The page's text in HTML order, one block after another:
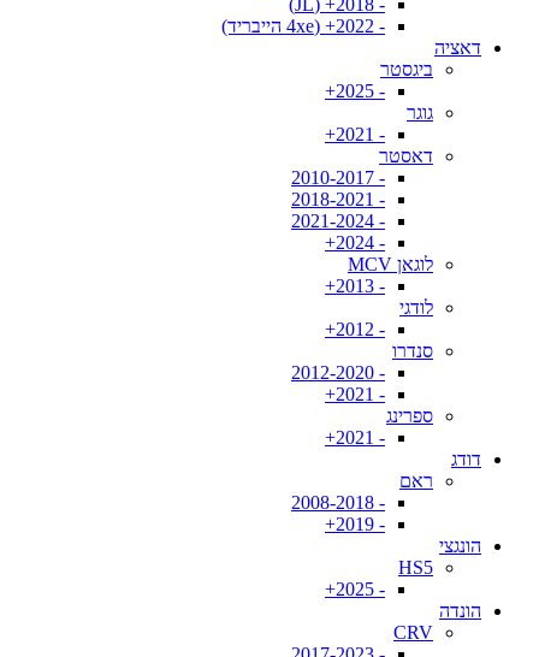
- 2018+ (JL)
- 2022+ (4xe הייבריד)
דאציה
ביגסטר
- 2025+
גוגר
- 2021+
דאסטר
- 2010-2017
- 2018-2021
- 2021-2024
- 2024+
לוגאן MCV
- 2013+
לודגי
- 2012+
סנדרו
- 2012-2020
- 2021+
ספרינג
- 2021+
דודג
ראם
- 2008-2018
- 2019+
הונגצי
HS5
- 2025+
הונדה
CRV